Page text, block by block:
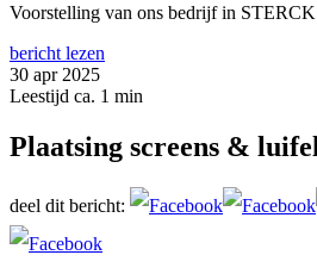
Voorstelling van ons bedrijf in STERCK
bericht lezen
30 apr 2025
Leestijd ca. 1 min
Plaatsing screens & luifel
deel dit bericht: